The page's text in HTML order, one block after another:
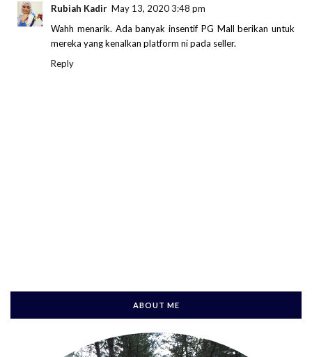
Rubiah Kadir May 13, 2020 3:48 pm
Wahh menarik. Ada banyak insentif PG Mall berikan untuk
mereka yang kenalkan platform ni pada seller.
Reply
ABOUT ME